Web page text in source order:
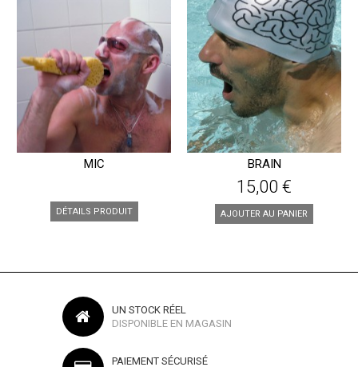
MIC
DÉTAILS PRODUIT
BRAIN
15,00 €
AJOUTER AU PANIER
UN STOCK RÉEL
DISPONIBLE EN MAGASIN
PAIEMENT SÉCURISÉ